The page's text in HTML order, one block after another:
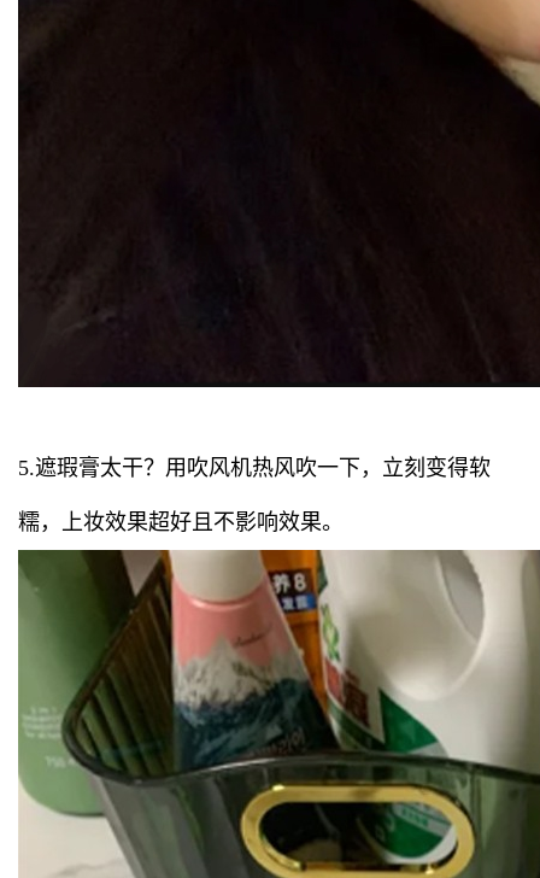
5.遮瑕膏太干？用吹风机热风吹一下，立刻变得软
糯，上妆效果超好且不影响效果。